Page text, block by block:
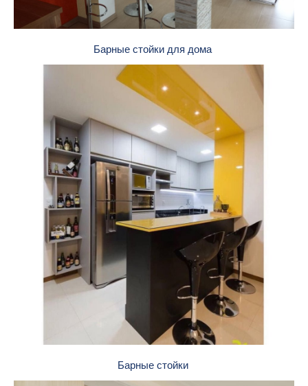
Барные стойки для дома
Барные стойки